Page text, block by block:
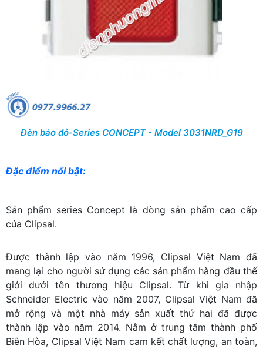
Đèn báo đỏ-Series CONCEPT - Model 3031NRD_G19
Đặc điểm nổi bật:
Sản phẩm series Concept là dòng sản phẩm cao cấp
của Clipsal.
Được thành lập vào năm 1996, Clipsal Việt Nam đã
mang lại cho người sử dụng các sản phẩm hàng đầu thế
giới dưới tên thương hiệu Clipsal. Từ khi gia nhập
Schneider Electric vào năm 2007, Clipsal Việt Nam đã
mở rộng và một nhà máy sản xuất thứ hai đã được
thành lập vào năm 2014. Nằm ở trung tâm thành phố
Biên Hòa, Clipsal Việt Nam cam kết chất lượng, an toàn,